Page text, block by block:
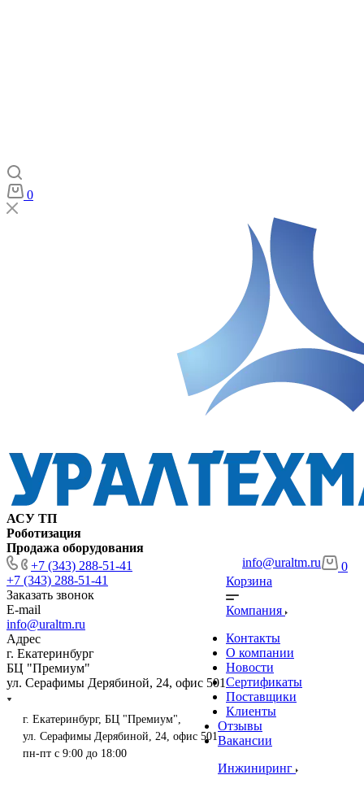
0
АСУ ТП
Роботизация
Продажа оборудования
+7 (343) 288-51-41
+7 (343) 288-51-41
Заказать звонок
E-mail
info@uraltm.ru
Адрес
г. Екатеринбург
БЦ "Премиум"
ул. Серафимы Дерябиной, 24, офис 501
info@uraltm.ru
г. Екатеринбург, БЦ "Премиум",
ул. Серафимы Дерябиной, 24, офис 501
пн-пт с 9:00 до 18:00
0
Корзина
Компания
Контакты
О компании
Новости
Сертификаты
Поставщики
Клиенты
Отзывы
Вакансии
Инжиниринг